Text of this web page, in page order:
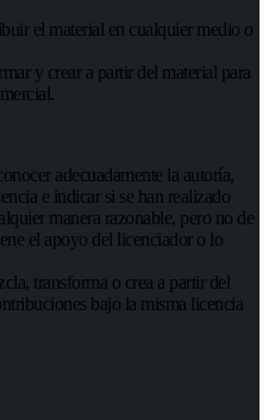
el material en cualquier medio o
y crear a partir del material para
adecuadamente la autoría,
e indicar si se han realizado
manera razonable, pero no de
el apoyo del licenciador o lo
transforma o crea a partir del
bajo la misma licencia